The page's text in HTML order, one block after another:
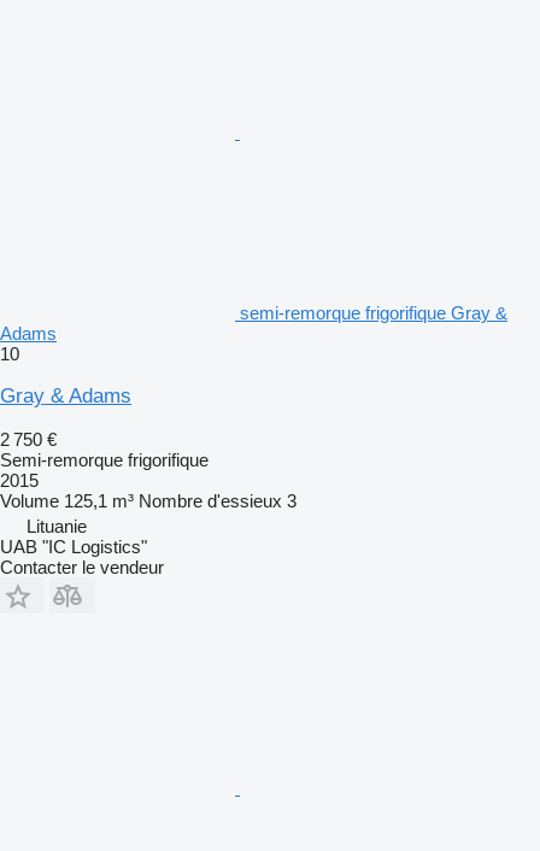
semi-remorque frigorifique Gray &
Adams
10
Gray & Adams
2 750 €
Semi-remorque frigorifique
2015
Volume 125,1 m³ Nombre d'essieux 3
Lituanie
UAB "IC Logistics"
Contacter le vendeur